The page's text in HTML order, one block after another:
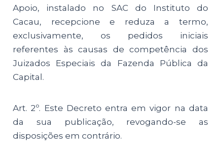
Apoio, instalado no SAC do Instituto do
Cacau, recepcione e reduza a termo,
exclusivamente, os pedidos iniciais
referentes às causas de competência dos
Juizados Especiais da Fazenda Pública da
Capital.
Art. 2º. Este Decreto entra em vigor na data
da sua publicação, revogando-se as
disposições em contrário.